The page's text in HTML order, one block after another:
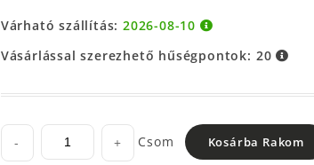
Várható szállítás:2026-08-10
Vásárlással szerezhető hűségpontok: 20
- + Csom Kosárba Rakom